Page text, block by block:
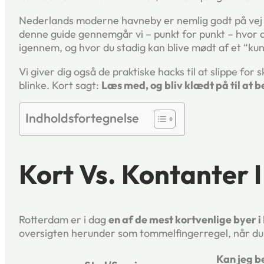
Nederlands moderne havneby er nemlig godt på
denne guide gennemgår vi – punkt for punkt –
igennem, og hvor du stadig kan blive mødt af et
Vi giver dig også de praktiske hacks til at slippe for
blinke. Kort sagt: Læs med, og bliv klædt på til at
Indholdsfortegnelse
Kort Vs. Kontanter
Rotterdam er i dagen af de mest kortvenlige byer i
oversigten herunder som tommelfingerregel, når
Kan jeg